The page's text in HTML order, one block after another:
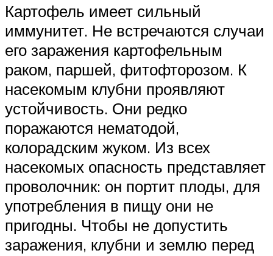
Картофель имеет сильный
иммунитет. Не встречаются случаи
его заражения картофельным
раком, паршей, фитофторозом. К
насекомым клубни проявляют
устойчивость. Они редко
поражаются нематодой,
колорадским жуком. Из всех
насекомых опасность представляет
проволочник: он портит плоды, для
употребления в пищу они не
пригодны. Чтобы не допустить
заражения, клубни и землю перед